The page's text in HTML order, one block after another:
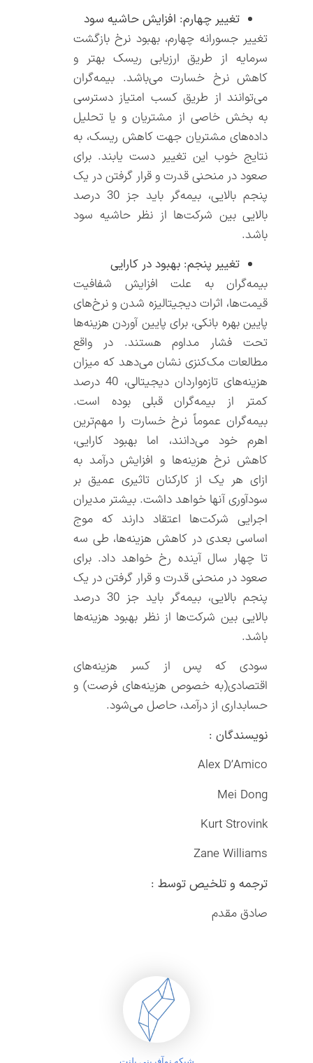
تغییر چهارم: افزایش حاشیه سود
تغییر جسورانه چهارم، بهبود نرخ بازگشت
سرمایه از طریق ارزیابی ریسک بهتر و
کاهش نرخ خسارت می‌باشد. بیمه‌گران
می‌توانند از طریق کسب امتیاز دسترسی
به بخش خاصی از مشتریان و یا تحلیل
داده‌های مشتریان جهت کاهش ریسک، به
نتایج خوب این تغییر دست یابند. برای
صعود در منحنی قدرت و قرار گرفتن در یک
پنجم بالایی، بیمه‌گر باید جز 30 درصد
بالایی بین شرکت‌ها از نظر حاشیه سود
باشد.
تغییر پنجم: بهبود در کارایی
بیمه‌گران به علت افزایش شفافیت
قیمت‌ها، اثرات دیجیتالیزه شدن و نرخ‌های
پایین بهره بانکی، برای پایین آوردن هزینه‌ها
تحت فشار مداوم هستند. در واقع
مطالعات مک‌کنزی نشان می‌دهد که میزان
هزینه‌های تازه‌واردان دیجیتالی، 40 درصد
کمتر از بیمه‌گران قبلی بوده است.
بیمه‌گران عموماً نرخ خسارت را مهم‌ترین
اهرم خود می‌دانند، اما بهبود کارایی،
کاهش نرخ هزینه‌ها و افزایش درآمد به
ازای هر یک از کارکنان تاثیری عمیق بر
سودآوری آنها خواهد داشت. بیشتر مدیران
اجرایی شرکت‌ها اعتقاد دارند که موج
اساسی بعدی در کاهش هزینه‌ها، طی سه
تا چهار سال آینده رخ خواهد داد. برای
صعود در منحنی قدرت و قرار گرفتن در یک
پنجم بالایی، بیمه‌گر باید جز 30 درصد
بالایی بین شرکت‌ها از نظر بهبود هزینه‌ها
باشد.
سودی که پس از کسر هزینه‌های
اقتصادی(به خصوص هزینه‌های فرصت) و
حسابداری از درآمد، حاصل می‌شود.
نویسندگان :
Alex D’Amico
Mei Dong
Kurt Strovink
Zane Williams
ترجمه و تلخیص توسط :
صادق مقدم